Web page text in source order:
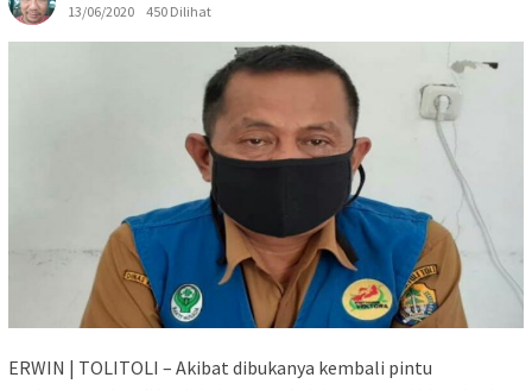
13/06/2020
450 Dilihat
ERWIN | TOLITOLI – Akibat dibukanya kembali pintu